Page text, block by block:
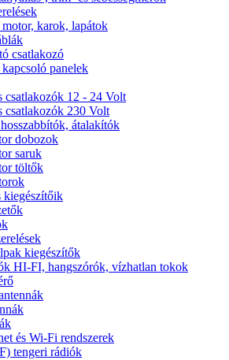
karok, lapátok
csatlakozó
panelek
csatlakozók 12 - 24 Volt
csatlakozók 230 Volt
átalakítók
dobozok
saruk
töltők
kiegészítőik
kiegészítők
HI-FI, hangszórók, vízhatlan tokok
és Wi-Fi rendszerek
tengeri rádiók